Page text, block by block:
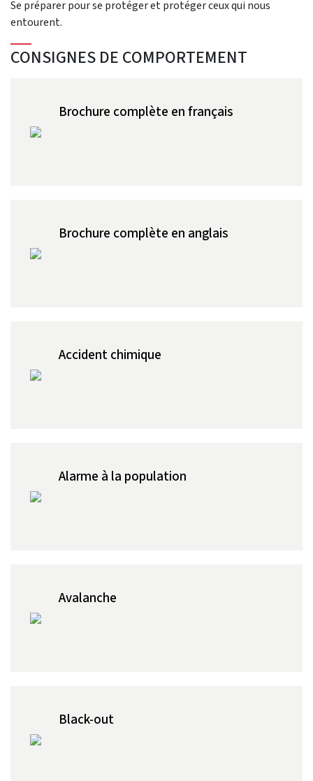
Se préparer pour se protéger et protéger ceux qui nous
entourent.
CONSIGNES DE COMPORTEMENT
Brochure complète en français
Brochure complète en anglais
Accident chimique
Alarme à la population
Avalanche
Black-out